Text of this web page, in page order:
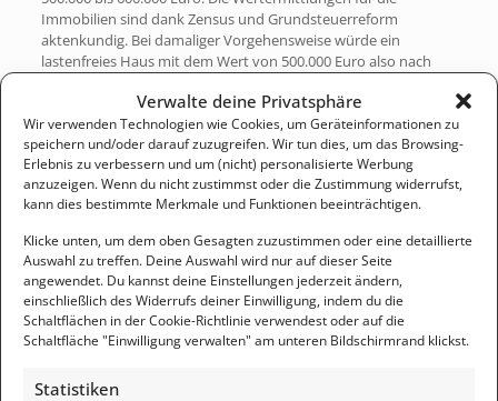
Verwalte deine Privatsphäre
Wir verwenden Technologien wie Cookies, um Geräteinformationen zu
speichern und/oder darauf zuzugreifen. Wir tun dies, um das Browsing-
Erlebnis zu verbessern und um (nicht) personalisierte Werbung
anzuzeigen. Wenn du nicht zustimmst oder die Zustimmung widerrufst,
kann dies bestimmte Merkmale und Funktionen beeinträchtigen.
Klicke unten, um dem oben Gesagten zuzustimmen oder eine detaillierte
Auswahl zu treffen. Deine Auswahl wird nur auf dieser Seite
angewendet. Du kannst deine Einstellungen jederzeit ändern,
einschließlich des Widerrufs deiner Einwilligung, indem du die
Schaltflächen in der Cookie-Richtlinie verwendest oder auf die
Schaltfläche "Einwilligung verwalten" am unteren Bildschirmrand klickst.
Statistiken
Immobilien sind dank Zensus und Grundsteuerreform
aktenkundig. Bei damaliger Vorgehensweise würde ein
lastenfreies Haus mit dem Wert von 500.000 Euro also nach
einer Zwangshypothek von 225.000 Euro belastet.
Nun könnte man meinen, ein mit einem Kredit belastetes Haus
käme besser dabei weg. Weit gefehlt! Auf einer 500.000 Euro-
Immobilie mit einer Restschuld von 200.000 Euro, käme
trotzdem eine Zwangshypothek von 125.000 Euro im
des Darlehens zusätzlich die Zwangshypothek abstottern. Je
nach Zinssatz des Darlehens, kann das viel teurer werden als
bei unbelasteten Immobilien.
Es wird deutlich, dass ein wirksamer Schutz für einen Bruchteil
der drohenden Kosten machbar ist. Wenn Du Dich dafür
mein Kurs empfohlen. Dort findest Du alles über das Thema